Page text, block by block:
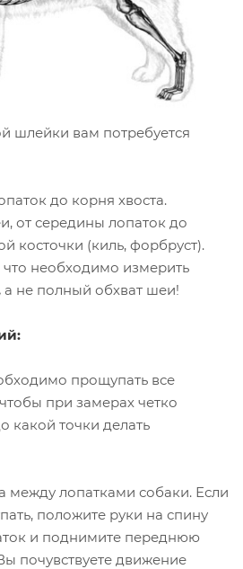
шлейки вам потребуется
до корня хвоста.
от середины лопаток до
косточки (киль, форбруст).
необходимо измерить
а не полный обхват шеи!
прощупать все
при замерах четко
какой точки делать
между лопатками собаки. Если
положите руки на спину
и поднимите переднюю
почувствуете движение